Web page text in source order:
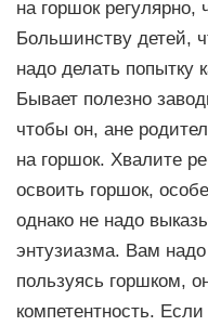
на горшок регулярно,
Большинству детей,
надо делать попытку
Бывает полезно
чтобы он, ане
на горшок. Хвалите
освоить горшок,
однако не надо
энтузиазма. Вам надо
пользуясь гopшком,
компетентность.